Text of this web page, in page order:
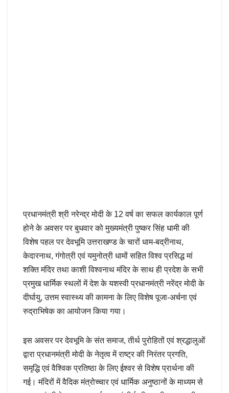
प्रधानमंत्री श्री नरेन्द्र मोदी के 12 वर्ष का सफल कार्यकाल पूर्ण
होने के अवसर पर बुधवार को मुख्यमंत्री पुष्कर सिंह धामी की
विशेष पहल पर देवभूमि उत्तराखण्ड के चारों धाम-बद्रीनाथ,
केदारनाथ, गंगोत्री एवं यमुनोत्री धामों सहित विश्व प्रसिद्ध मां
शक्ति मंदिर तथा काशी विश्वनाथ मंदिर के साथ ही प्रदेश के सभी
प्रमुख धार्मिक स्थलों में देश के यशस्वी प्रधानमंत्री नरेंद्र मोदी के
दीर्घायु, उत्तम स्वास्थ्य की कामना के लिए विशेष पूजा-अर्चना एवं
रुद्राभिषेक का आयोजन किया गया।
इस अवसर पर देवभूमि के संत समाज, तीर्थ पुरोहितों एवं श्रद्धालुओं
द्वारा प्रधानमंत्री मोदी के नेतृत्व में राष्ट्र की निरंतर प्रगति,
समृद्धि एवं वैश्विक प्रतिष्ठा के लिए ईश्वर से विशेष प्रार्थना की
गई। मंदिरों में वैदिक मंत्रोच्चार एवं धार्मिक अनुष्ठानों के माध्यम से